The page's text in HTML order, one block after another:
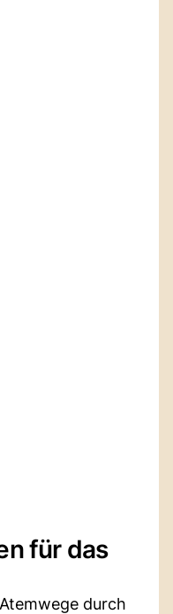
für das
durch